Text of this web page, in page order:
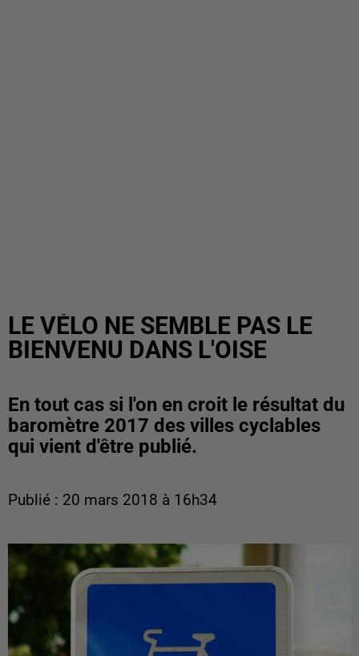
LE VÉLO NE SEMBLE PAS LE
BIENVENU DANS L'OISE
En tout cas si l'on en croit le résultat du
baromètre 2017 des villes cyclables
qui vient d'être publié.
Publié : 20 mars 2018 à 16h34